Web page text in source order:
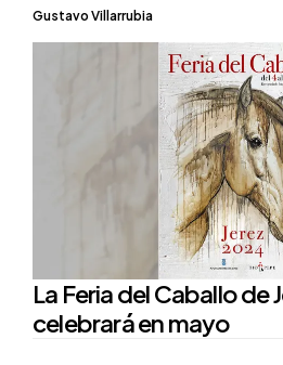
Posted
Gustavo Villarrubia
La Feria del Caballo de
celebrará en mayo